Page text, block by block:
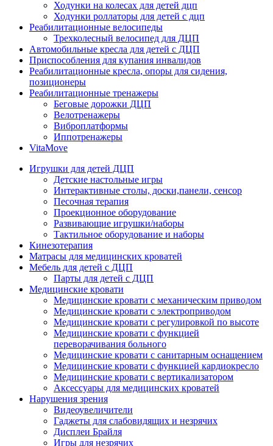
Ходунки на колесах для детей дцп
Ходунки роллаторы для детей с дцп
Реабилитационные велосипеды
Трехколесный велосипед для ДЦП
Автомобильные кресла для детей с ДЦП
Приспособления для купания инвалидов
Реабилитационные кресла, опоры для сидения,
позиционеры
Реабилитационные тренажеры
Беговые дорожки ДЦП
Велотренажеры
Виброплатформы
Иппотренажеры
VitaMove
Игрушки для детей ДЦП
Детские настольные игры
Интерактивные столы, доски,панели, сенсор
Песочная терапия
Проекционное оборудование
Развивающие игрушки/наборы
Тактильное оборудование и наборы
Кинезотерапия
Матрасы для медицинских кроватей
Мебель для детей с ДЦП
Парты для детей с ДЦП
Медицинские кровати
Медицинские кровати с механическим приводом
Медицинские кровати с электроприводом
Медицинские кровати с регулировкой по высоте
Медицинские кровати с функцией
переворачивания больного
Медицинские кровати с санитарным оснащением
Медицинские кровати с функцией кардиокресло
Медицинские кровати с вертикализатором
Аксессуары для медицинских кроватей
Нарушения зрения
Видеоувеличители
Гаджеты для слабовидящих и незрячих
Дисплеи Брайля
Игры для незрячих